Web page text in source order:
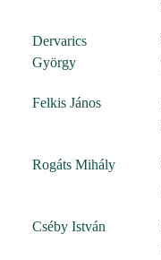
Dervarics
György
Felkis János
Rogáts Mihály
Cséby István